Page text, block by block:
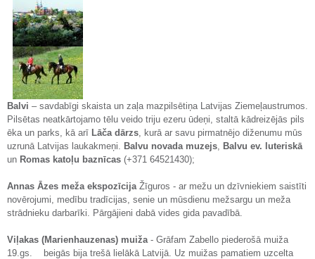
Balvi – savdabīgi skaista un zaļa mazpilsētiņa Latvijas Ziemeļaustrumos.
Pilsētas neatkārtojamo tēlu veido triju ezeru ūdeņi, staltā kādreizējās pils
ēka un parks, kā arī Lāča dārzs, kurā ar savu pirmatnējo diženumu mūs
uzrunā Latvijas laukakmeņi. Balvu novada muzejs, Balvu ev. luteriskā
un Romas katoļu baznīcas (+371 64521430);
Annas Āzes meža ekspozīcijaŽīguros - ar mežu un dzīvniekiem saistīti
novērojumi, medību tradīcijas, senie un mūsdienu mežsargu un meža
strādnieku darbarīki. Pārgājieni dabā vides gida pavadībā.
Viļakas (Marienhauzenas) muiža- Grāfam Zabello piederošā muiža
19.gs. beigās bija trešā lielākā Latvijā. Uz muižas pamatiem uzcelta